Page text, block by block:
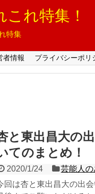
れ特集！
特集
者情報 プライバシーポリ
と東出昌大の
てのまとめ！
2020/1/24
芸能人の
回は杏と東出昌大の出